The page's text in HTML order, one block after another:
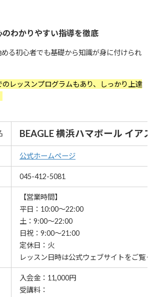
わかりやすい指導を徹底
る初心者でも基礎から知識が身に付けられ
のレッスンプログラムもあり、しっかり上達
BEAGLE 横浜ハマボール イア
公式ホームページ
045-412-5081
【営業時間】
平日：10:00～22:00
土：9:00～22:00
日祝：9:00～21:00
定休日：火
レッスン⽇時は公式ウェブサイトをご覧く
入会金：11,000円
受講料：